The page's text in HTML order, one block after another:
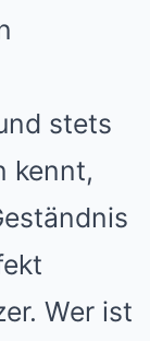
stets
kennt,
Wer ist